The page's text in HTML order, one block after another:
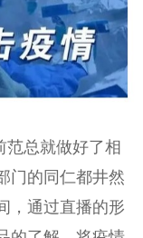
范总就做好了相
门的同仁都井然
，通过直播的形